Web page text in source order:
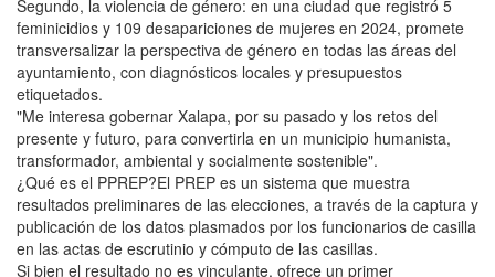
Segundo, la violencia de género: en una ciudad que registró 5
feminicidios y 109 desapariciones de mujeres en 2024, promete
transversalizar la perspectiva de género en todas las áreas del
ayuntamiento, con diagnósticos locales y presupuestos
etiquetados.
"Me interesa gobernar Xalapa, por su pasado y los retos del
presente y futuro, para convertirla en un municipio humanista,
transformador, ambiental y socialmente sostenible".
¿Qué es el PPREP?El PREP es un sistema que muestra
resultados preliminares de las elecciones, a través de la captura y
publicación de los datos plasmados por los funcionarios de casilla
en las actas de escrutinio y cómputo de las casillas.
Si bien el resultado no es vinculante, ofrece un primer